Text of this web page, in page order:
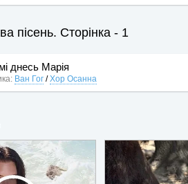
пісень. Сторінка - 1
днесь Марія
Ван Гог /Хор Осанна